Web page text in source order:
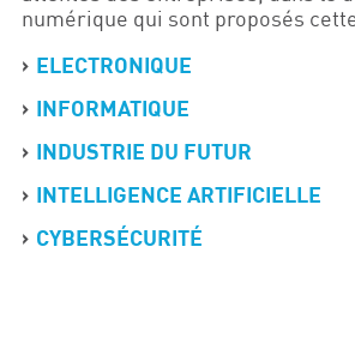
numérique qui sont proposés
ELECTRONIQUE
INFORMATIQUE
INDUSTRIE DU FUTUR
INTELLIGENCE ARTIFICIELLE
CYBERSÉCURITÉ